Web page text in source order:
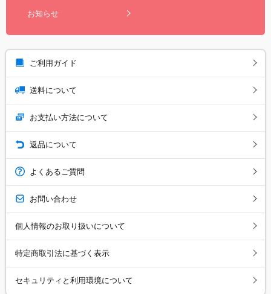
お知らせ
ご利用ガイド
送料について
お支払い方法について
返品について
よくあるご質問
お問い合わせ
個人情報のお取り扱いについて
特定商取引法に基づく表示
セキュリティと利用環境について